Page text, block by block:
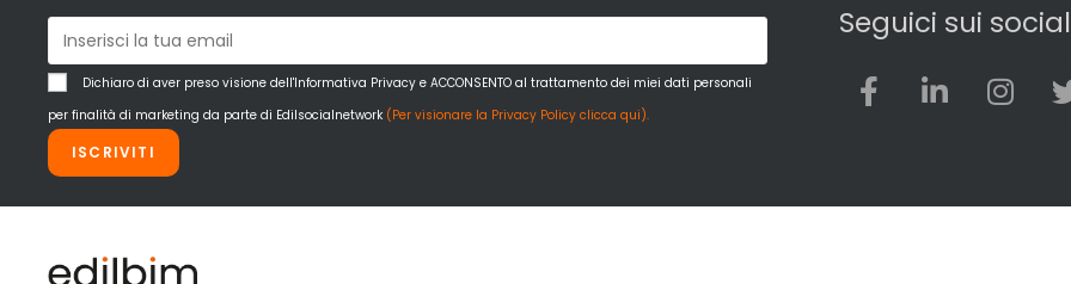
Dichiaro di aver preso visione dell'Informativa Privacy e ACCONSENTO al trattamento dei miei dati personali
per finalità di marketing da parte di Edilsocialnetwork (Per visionare la Privacy Policy clicca qui).
ISCRIVITI
Seguici sui social